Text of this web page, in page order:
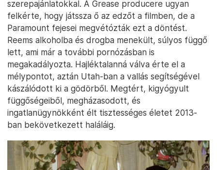
szerepajánlatokkal. A Grease producere ugyan
felkérte, hogy játssza ő az edzőt a filmben, de a
Paramount fejesei megvétózták ezt a döntést.
Reems alkoholba és drogba menekült, súlyos függő
lett, ami már a további pornózásban is
megakadályozta. Hajléktalanná válva érte el a
mélypontot, aztán Utah-ban a vallás segítségével
kászálódott ki a gödörből. Megtért, kigyógyult
függőségeiből, megházasodott, és
ingatlanügynökként élt tisztességes életet 2013-
ban bekövetkezett haláláig.